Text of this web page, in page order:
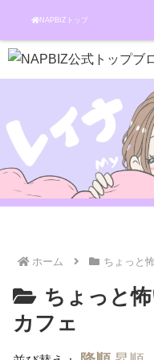
NAPBIZトップ
ホーム ちょっと
ちょっと
カフェ